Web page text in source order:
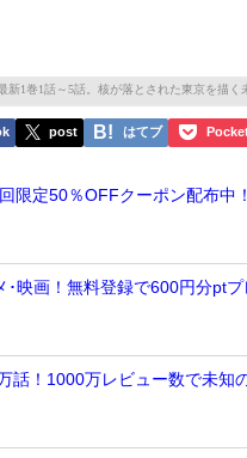
post はてブ
限定50％OFFクーポン配布中
･映画！無料登録で600円分pt
話！1000万レビュー数で未知